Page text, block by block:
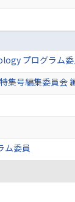
プログラム委
集号編集委員会
ム委員